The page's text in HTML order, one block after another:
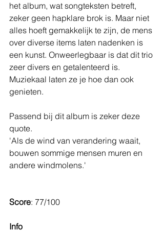
het album, wat songteksten betreft,
zeker geen hapklare brok is. Maar niet
alles hoeft gemakkelijk te zijn, de mens
over diverse items laten nadenken is
een kunst. Onweerlegbaar is dat dit trio
zeer divers en getalenteerd is.
Muziekaal laten ze je hoe dan ook
genieten.
Passend bij dit album is zeker deze
quote.
'Als de wind van verandering waait,
bouwen sommige mensen muren en
andere windmolens.'
Score: 77/100
Info